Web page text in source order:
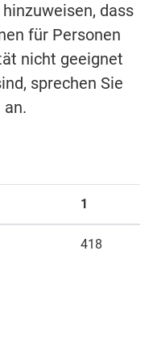
dass
für Personen
nicht geeignet
sprechen Sie
an.
1
418